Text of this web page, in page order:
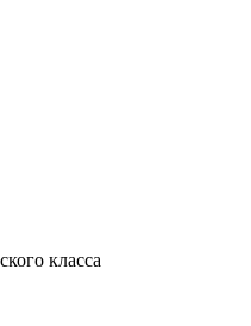
класса